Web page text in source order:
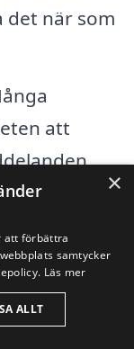
det när som
att
gåva ännu
tar
sätt för
i perfekt
×
att förbättra
samtycker
Läs mer
ALLT